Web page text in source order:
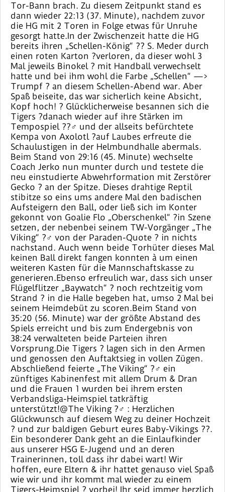
Tor-Bann brach. Zu diesem Zeitpunkt stand es
dann wieder 22:13 (37. Minute), nachdem zuvor
die HG mit 2 Toren in Folge etwas für Unruhe
gesorgt hatte.In der Zwischenzeit hatte die HG
bereits ihren „Schellen-König“ ?? S. Meder durch
einen roten Karton ?verloren, da dieser wohl 3
Mal jeweils Binokel ? mit Handball verwechselt
hatte und bei ihm wohl die Farbe „Schellen“ —>
Trumpf ? an diesem Schellen-Abend war. Aber
Spaß beiseite, das war sicherlich keine Absicht,
Kopf hoch! ? Glücklicherweise besannen sich die
Tigers ?danach wieder auf ihre Stärken im
Tempospiel ??‍♂️ und der allseits befürchtete
Kempa von Axolotl ?auf Laubes erfreute die
Schaulustigen in der Helmbundhalle abermals.
Beim Stand von 29:16 (45. Minute) wechselte
Coach Jerko nun munter durch und testete die
neu einstudierte Abwehrformation mit Zerstörer
Gecko ? an der Spitze. Dieses drahtige Reptil
stibitze so eins ums andere Mal den badischen
Aufsteigern den Ball, oder ließ sich im Konter
gekonnt von Goalie Flo „Oberschenkel“ ?in Szene
setzen, der nebenbei seinem TW-Vorgänger „The
Viking“ ?‍♂️ von der Paraden-Quote ? in nichts
nachstand. Auch wenn beide Torhüter dieses Mal
keinen Ball direkt fangen konnten à um einen
weiteren Kasten für die Mannschaftskasse zu
generieren.Ebenso erfreulich war, dass sich unser
Flügelflitzer „Baywatch“ ? noch rechtzeitig vom
Strand ? in die Halle begeben hat, umso 2 Mal bei
seinem Heimdebüt zu scoren.Beim Stand von
35:20 (56. Minute) war der größte Abstand des
Spiels erreicht und bis zum Endergebnis von
38:24 verwalteten beide Parteien ihren
Vorsprung.Die Tigers ? lagen sich in den Armen
und genossen den Auftaktsieg in vollen Zügen.
Abschließend feierte „The Viking“ ?‍♂️ ein
zünftiges Kabinenfest mit allem Drum & Dran
und die Frauen 1 wurden bei ihrem ersten
Verbandsliga-Heimspiel tatkräftig
unterstützt!@The Viking ?‍♂️ : Herzlichen
Glückwunsch auf diesem Weg zu deiner Hochzeit
? und zur baldigen Geburt eures Baby-Vikings ??.
Ein besonderer Dank geht an die Einlaufkinder
aus unserer HSG E-Jugend und an deren
Trainerinnen, toll dass ihr dabei wart! Wir
hoffen, eure Eltern & ihr hattet genauso viel Spaß
wie wir und ihr kommt mal wieder zu einem
Tigers-Heimspiel ? vorbei! Ihr seid immer herzlich